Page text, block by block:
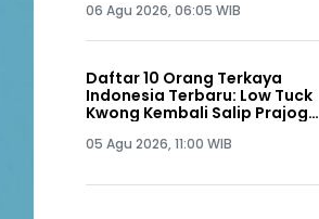
06 Agu 2026, 06:05 WIB
Daftar 10 Orang Terkaya
Indonesia Terbaru: Low Tuck
Kwong Kembali Salip Prajogo
05 Agu 2026, 11:00 WIB